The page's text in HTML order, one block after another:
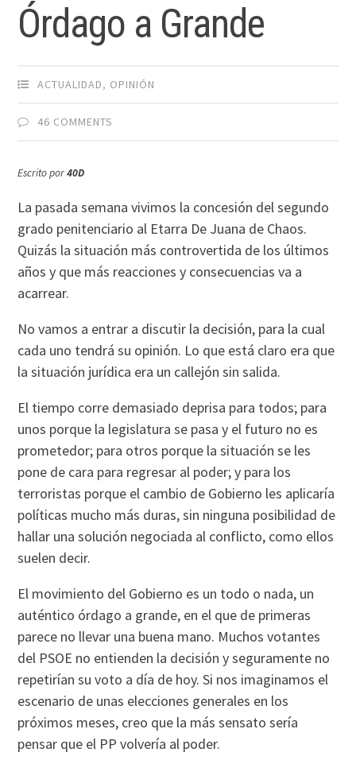
Órdago a Grande
ACTUALIDAD, OPINIÓN
46 COMMENTS
Escrito por40D
La pasada semana vivimos la concesión del segundo
grado penitenciario al Etarra De Juana de Chaos.
Quizás la situación más controvertida de los últimos
años y que más reacciones y consecuencias va a
acarrear.
No vamos a entrar a discutir la decisión, para la cual
cada uno tendrá su opinión. Lo que está claro era que
la situación jurí­dica era un callejón sin salida.
El tiempo corre demasiado deprisa para todos; para
unos porque la legislatura se pasa y el futuro no es
prometedor; para otros porque la situación se les
pone de cara para regresar al poder; y para los
terroristas porque el cambio de Gobierno les aplicarí­a
polí­ticas mucho más duras, sin ninguna posibilidad de
hallar una solución negociada al conflicto, como ellos
suelen decir.
El movimiento del Gobierno es un todo o nada, un
auténtico órdago a grande, en el que de primeras
parece no llevar una buena mano. Muchos votantes
del PSOE no entienden la decisión y seguramente no
repetirí­an su voto a dí­a de hoy. Si nos imaginamos el
escenario de unas elecciones generales en los
próximos meses, creo que la más sensato serí­a
pensar que el PP volverí­a al poder.